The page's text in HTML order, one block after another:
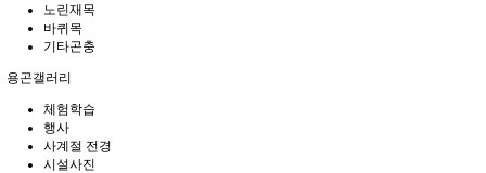
노린재목
바퀴목
기타곤충
용곤갤러리
체험학습
행사
사계절 전경
시설사진